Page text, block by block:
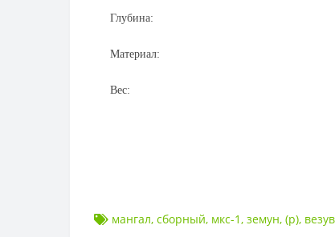
Глубина:
Материал:
Вес:
мангал, сборный, мкс-1, земун, (р),